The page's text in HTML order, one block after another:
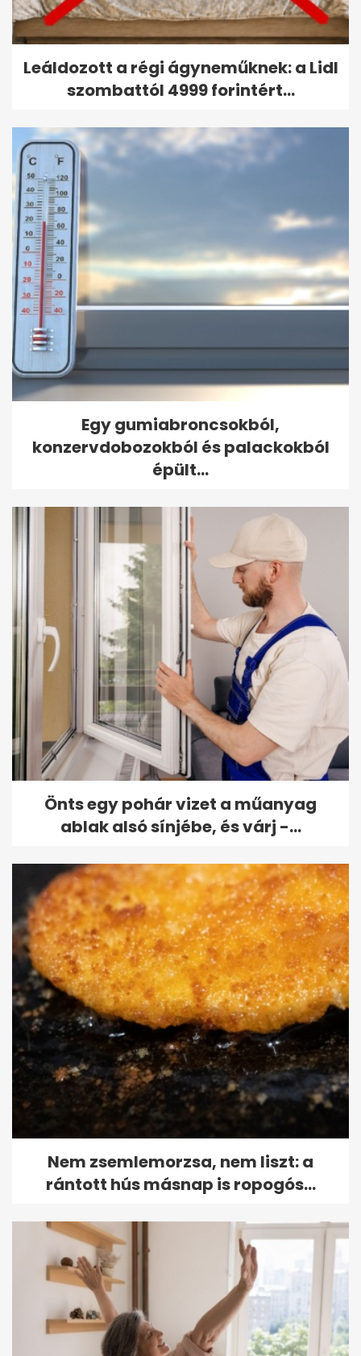
Leáldozott a régi ágyneműknek: a Lidl
szombattól 4999 forintért...
Egy gumiabroncsokból,
konzervdobozokból és palackokból
épült...
Önts egy pohár vizet a műanyag
ablak alsó sínjébe, és várj -...
Nem zsemlemorzsa, nem liszt: a
rántott hús másnap is ropogós...